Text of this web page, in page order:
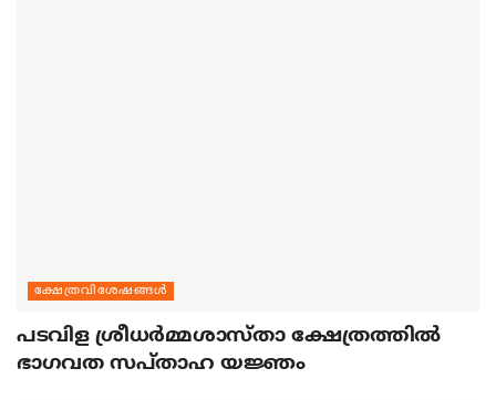
ക്ഷേത്രവിശേഷങ്ങള്‍
പടവിള ശ്രീധര്‍മ്മശാസ്താ ക്ഷേത്രത്തില്‍
ഭാഗവത സപ്താഹ യജ്ഞം